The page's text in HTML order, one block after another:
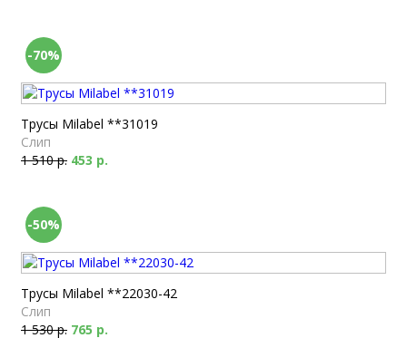
-70%
Трусы Milabel **31019
Слип
1 510 р. 453 р.
-50%
Трусы Milabel **22030-42
Слип
1 530 р. 765 р.